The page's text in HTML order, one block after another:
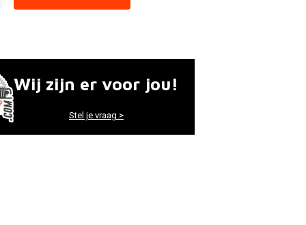
Wij zijn er voor jou!
Stel je vraag >